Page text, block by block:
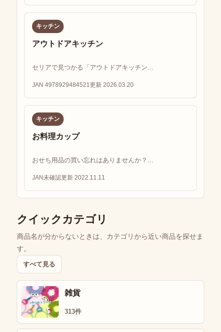
キッチン
アウトドアキッチン
セリアで見つかる「アウトドアキッチン...
JAN 4978929484521 更新 2026.03.20
キッチン
お料理カップ
おせち用品の買い忘れはありませんか？...
JAN未確認更新 2022.11.11
クイックカテゴリ
商品名が分からないときは、カテゴリから近い商品を探せま
す。
すべて見る
雑貨
313件